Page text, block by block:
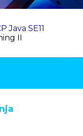
Java SE11
II